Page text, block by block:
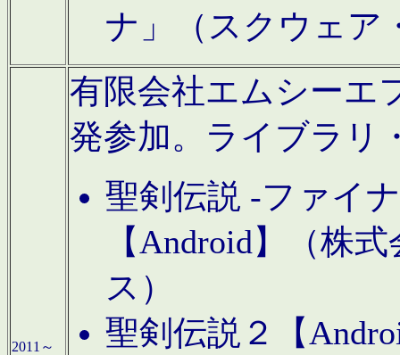
ナ」（スクウェア
2011～
有限会社エムシーエ
発参加。ライブラリ
聖剣伝説 -ファイ
【Android】（株
ス）
聖剣伝説２【